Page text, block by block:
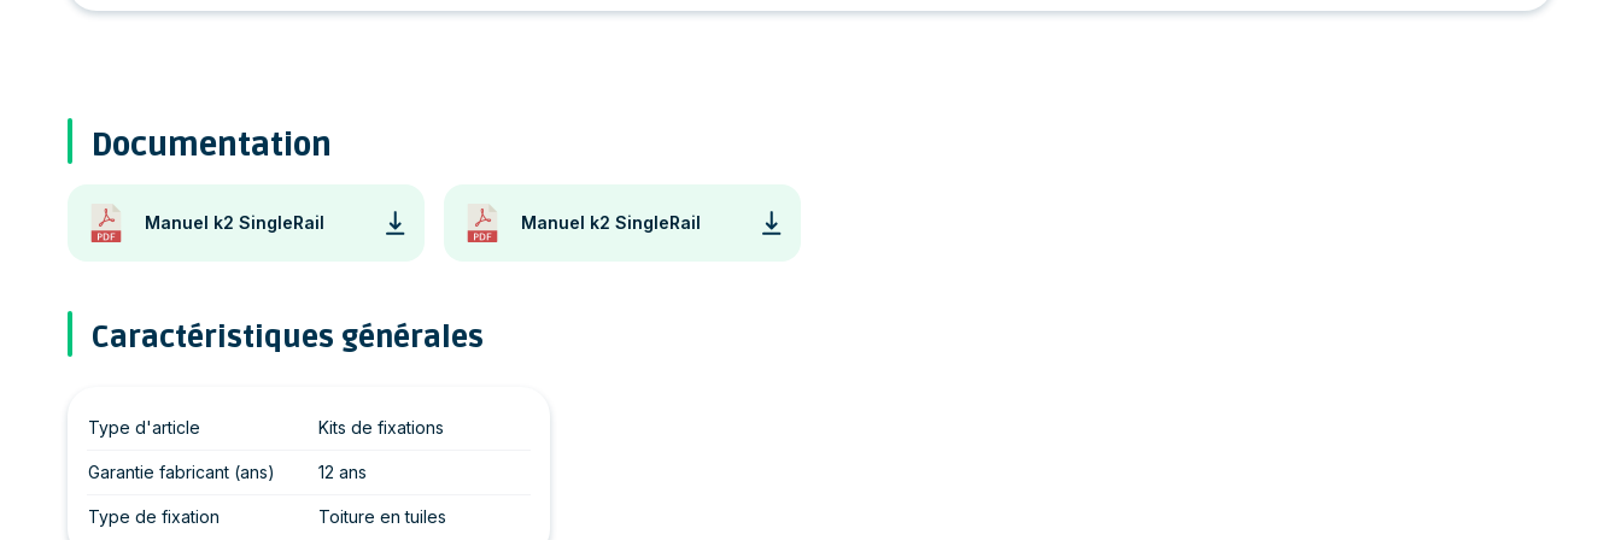
Documentation
Manuel k2 SingleRail Manuel k2 SingleRail
Caractéristiques générales
Type d'article Kits de fixations
Garantie fabricant (ans) 12 ans
Type de fixation Toiture en tuiles